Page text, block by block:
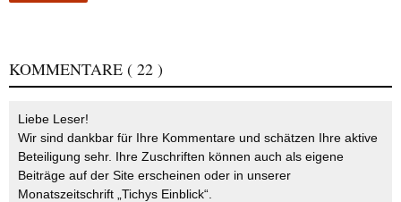
KOMMENTARE ( 22 )
Liebe Leser!
Wir sind dankbar für Ihre Kommentare und schätzen Ihre aktive
Beteiligung sehr. Ihre Zuschriften können auch als eigene
Beiträge auf der Site erscheinen oder in unserer
Monatszeitschrift „Tichys Einblick“.